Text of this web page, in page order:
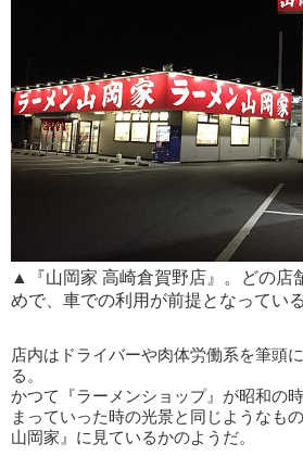
▲『山岡家 高崎倉賀野店』。どの店
めで、車での利用が前提となってい
店内はドライバーや肉体労働系を筆頭
る。
かつて『ラーメンショップ』が昭和の
まっていった時の光景と同じようなも
山岡家』に見ているかのようだ。